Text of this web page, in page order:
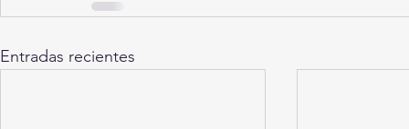
Entradas recientes